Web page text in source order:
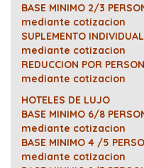
BASE MINIMO 2/3
mediante cotizacion
SUPLEMENTO
mediante cotizacion
REDUCCION POR
mediante cotizacion
HOTELES DE LUJO
BASE MINIMO 6/8
mediante cotizacion
BASE MINIMO 4 /5
mediante cotizacion